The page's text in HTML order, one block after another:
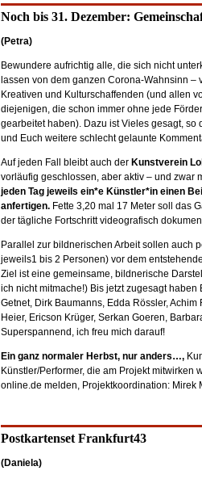
Noch bis 31. Dezember:
(Petra)
Bewundere aufrichtig alle, die sich nicht
lassen von dem ganzen Corona-Wahnsinn –
Kreativen und Kulturschaffenden (und allen
diejenigen, die schon immer ohne jede
gearbeitet haben). Dazu ist Vieles gesagt, so
und Euch weitere schlecht gelaunte
Auf jeden Fall bleibt auch der Kunstverein
vorläufig geschlossen, aber aktiv – und zwar
jeden Tag jeweils ein*e Künstler*in einen
anfertigen.Fette 3,20 mal 17 Meter soll das
der tägliche Fortschritt videografisch
Parallel zur bildnerischen Arbeit sollen auch
jeweils1 bis 2 Personen) vor dem
Ziel ist eine gemeinsame, bildnerische
ich nicht mitmache!) Bis jetzt zugesagt
Getnet, Dirk Baumanns, Edda Rössler,
Heier, Ericson Krüger, Serkan Goeren,
Superspannend, ich freu mich darauf!
Ein ganz normaler Herbst, nur anders…,
Künstler/Performer, die am Projekt
online.de melden, Projektkoordination: Mirek
Postkartenset Frankfurt43
(Daniela)